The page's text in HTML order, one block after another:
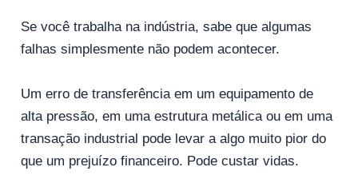
Se você trabalha na indústria, sabe que algumas
falhas simplesmente não podem acontecer.
Um erro de transferência em um equipamento de
alta pressão, em uma estrutura metálica ou em uma
transação industrial pode levar a algo muito pior do
que um prejuízo financeiro. Pode custar vidas.